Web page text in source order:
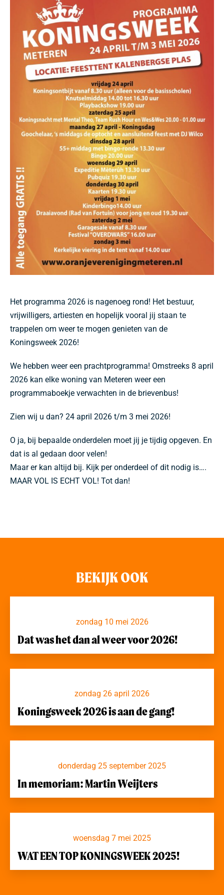
Het programma 2026 is nagenoeg rond! Het bestuur,
vrijwilligers, artiesten en hopelijk vooral jij staan te
trappelen om weer te mogen genieten van de
Koningsweek 2026!
We hebben weer een prachtprogramma! Omstreeks 8 april
2026 kan elke woning van Meteren weer een
programmaboekje verwachten in de brievenbus!
Zien wij u dan? 24 april 2026 t/m 3 mei 2026!
O ja, bij bepaalde onderdelen moet jij je tijdig opgeven. En
dat is al gedaan door velen!
Maar er kan altijd bij. Kijk per onderdeel of dit nodig is….
MAAR VOL IS ECHT VOL! Tot dan!
BEKIJK OOK
zondag 10 mei 2026
Dat was het dan al weer voor 2026!
zondag 26 april 2026
Koningsweek 2026 is aan de gang!
donderdag 25 september 2025
In memoriam: Martin Weijters
woensdag 7 mei 2025
WAT EEN TOP KONINGSWEEK 2025!